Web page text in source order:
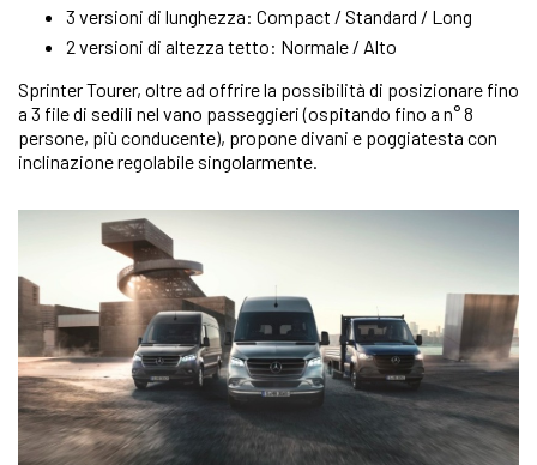
3 versioni di lunghezza: Compact / Standard / Long
2 versioni di altezza tetto: Normale / Alto
Sprinter Tourer, oltre ad offrire la possibilità di posizionare fino
a 3 file di sedili nel vano passeggieri (ospitando fino a n° 8
persone, più conducente), propone divani e poggiatesta con
inclinazione regolabile singolarmente.